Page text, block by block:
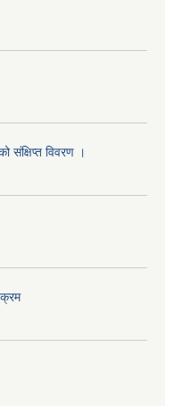
विवरण ।